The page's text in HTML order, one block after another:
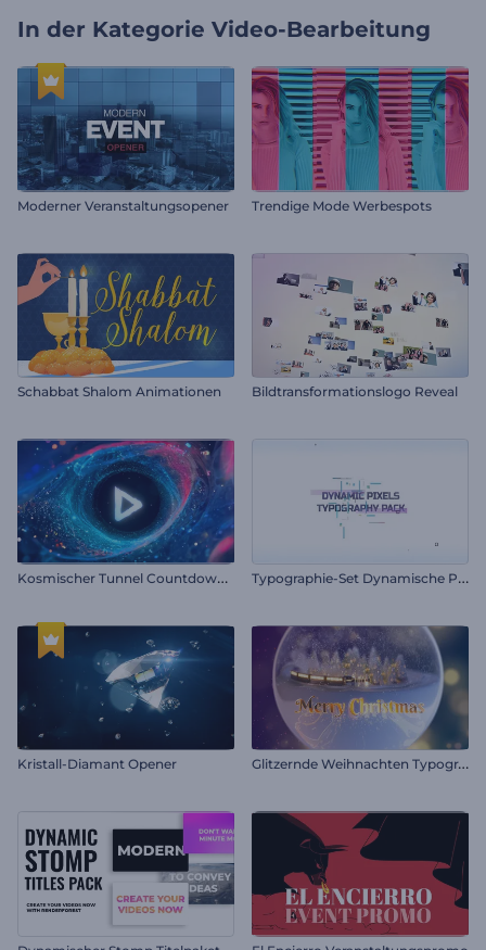
In der Kategorie Video-Bearbeitung
Moderner Veranstaltungsopener Trendige Mode Werbespots
Schabbat Shalom Animationen Bildtransformationslogo Reveal
K
osmischer Tunnel Countdown Intro T
ypographie-Set Dynamische Pixel
Kristall-Diamant Opener G
litzernde Weihnachten Typografie